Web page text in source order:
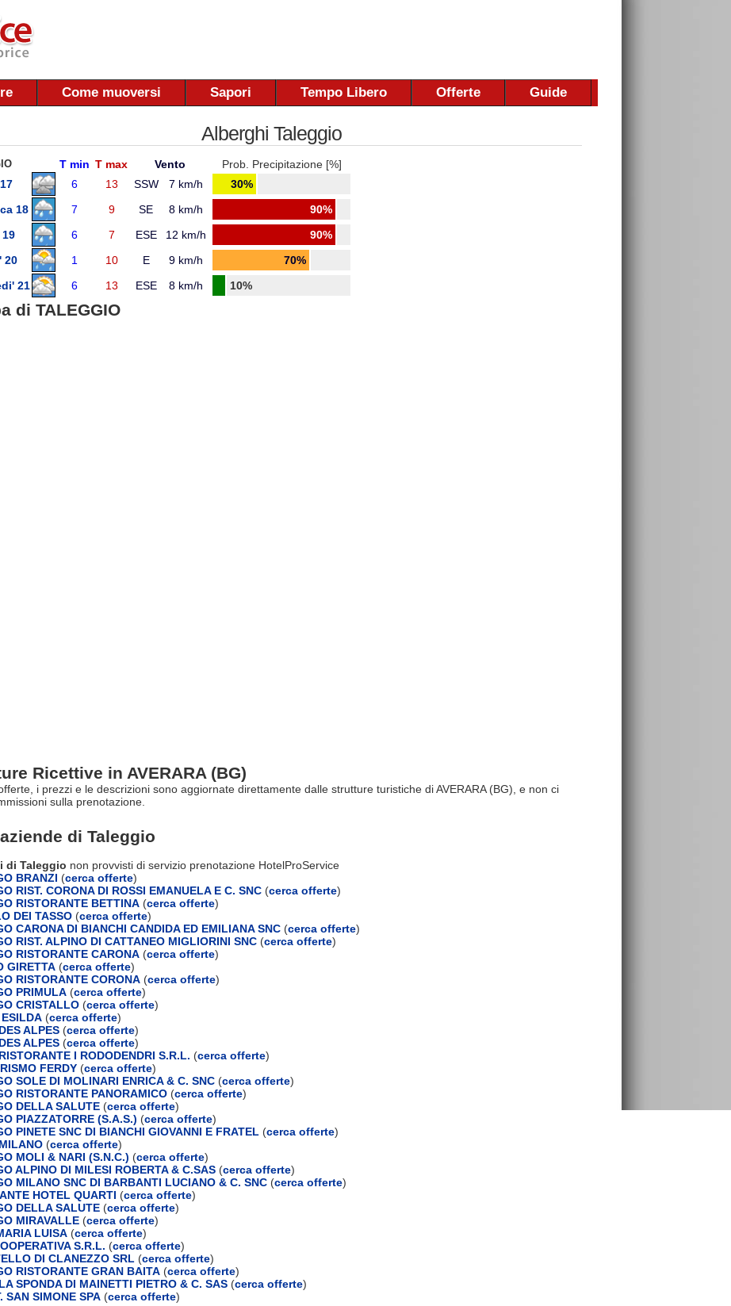
Come muoversi Sapori Tempo Libero Offerte Guide
Alberghi Taleggio
T min T max Vento
Prob. Precipitazione [%]
6 13 SSW 7 km/h
30%
18
7 9 SE 8 km/h
90%
6 7 ESE 12 km/h
90%
20
1 10 E 9 km/h
70%
21
6 13 ESE 8 km/h 10%
di TALEGGIO
Ricettive in AVERARA (BG)
i prezzi e le descrizioni sono aggiornate direttamente dalle strutture turistiche di AVERARA (BG), e non ci
sulla prenotazione.
di Taleggio
di Taleggio non provvisti di servizio prenotazione HotelProService
BRANZI (cerca offerte)
RIST. CORONA DI ROSSI EMANUELA E C. SNC (cerca offerte)
RISTORANTE BETTINA (cerca offerte)
DEI TASSO (cerca offerte)
CARONA DI BIANCHI CANDIDA ED EMILIANA SNC (cerca offerte)
RIST. ALPINO DI CATTANEO MIGLIORINI SNC (cerca offerte)
RISTORANTE CARONA (cerca offerte)
GIRETTA (cerca offerte)
RISTORANTE CORONA (cerca offerte)
PRIMULA (cerca offerte)
CRISTALLO (cerca offerte)
(cerca offerte)
ALPES (cerca offerte)
ALPES (cerca offerte)
I RODODENDRI S.R.L. (cerca offerte)
FERDY (cerca offerte)
SOLE DI MOLINARI ENRICA & C. SNC (cerca offerte)
RISTORANTE PANORAMICO (cerca offerte)
DELLA SALUTE (cerca offerte)
PIAZZATORRE (S.A.S.) (cerca offerte)
PINETE SNC DI BIANCHI GIOVANNI E FRATEL (cerca offerte)
(cerca offerte)
MOLI & NARI (S.N.C.) (cerca offerte)
ALPINO DI MILESI ROBERTA & C.SAS (cerca offerte)
MILANO SNC DI BARBANTI LUCIANO & C. SNC (cerca offerte)
HOTEL QUARTI (cerca offerte)
DELLA SALUTE (cerca offerte)
MIRAVALLE (cerca offerte)
LUISA (cerca offerte)
S.R.L. (cerca offerte)
DI CLANEZZO SRL (cerca offerte)
RISTORANTE GRAN BAITA (cerca offerte)
SPONDA DI MAINETTI PIETRO & C. SAS (cerca offerte)
SAN SIMONE SPA (cerca offerte)